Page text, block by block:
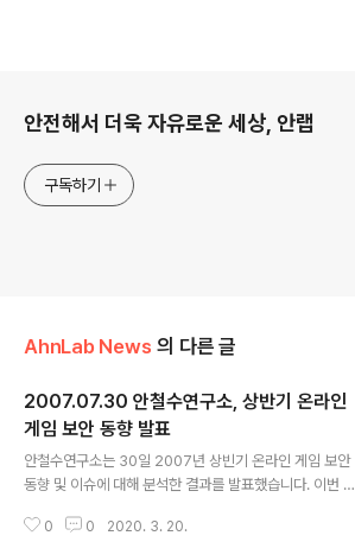
안전해서 더욱 자유로운 세상, 안랩
구독하기
AhnLab News 의 다른 글
2007.07.30 안철수연구소, 상반기 온라인
게임 보안 동향 발표
안철수연구소는 30일 2007년 상빈기 온라인 게임 보안
동향 및 이슈에 대해 분석한 결과를 발표했습니다. 이번 분
으로 한 전용 해킹툴이 급증하는 등 갈수록 지능화함에 따
0 0 2020. 3. 20.